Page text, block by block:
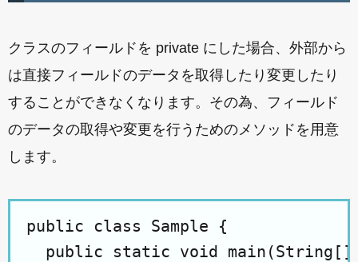
クラスのフィールドを private にした場合、外部から
は直接フィールドのデータを取得したり変更したり
することができなくなります。その為、フィールド
のデータの取得や変更を行うためのメソッドを用意
します。
public class Sample {
public static void main(String[]